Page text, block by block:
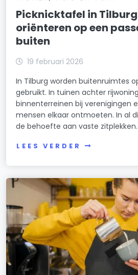
Picknicktafel in
oriënteren op een
buiten
19 februari 2026
In Tilburg worden buitenruimtes
gebruikt. In tuinen achter
binnenterreinen bij verenigingen
mensen elkaar ontmoeten. In al
de behoefte aan vaste zitplekken.
LEES VERDER